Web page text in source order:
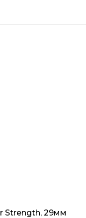
Strength, 29мм